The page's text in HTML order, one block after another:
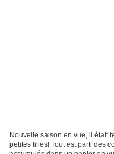
Nouvelle saison en vue, il était
petites filles! Tout est parti des